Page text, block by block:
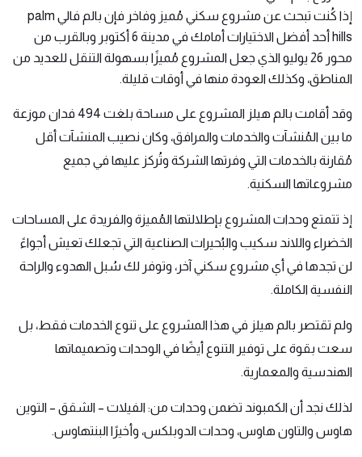
إذا كُنت تبحث عن مشروع سكني مُميز وفاخر فإن
بالم فالي palm
hills
أحد أفضل الاختيارات أمامك في مدينة 6 أكتوبر وبالقرب من
محور 26 يوليو الذي جعل المشروع مُميزًا بسهولة التنقل للعديد من
المناطق، وكذلك العودة منها في أوقات قليلة.
وقد أقامت بالم هيلز المشروع على مساحة بلغت 494 فدان موزعة
ما بين المُنشآت والخدمات والمرافق، وكان نصيب المنشآت أقل
مُقارنة بالخدمات التي وفرتها الشركة وتُركز عليها في جميع
مشروعاتها السكنية.
إذ تتمتع وحدات المشروع بإطلالتها المُميزة والفريدة على المساحات
الخضراء واللاند سكيب والبُحيرات الصناعية التي تجعلك تعيش أجواءً
لن تجدها في أي مشروع سكني آخر، وتوفر لك سُبل الهدوء والراحة
النفسية الكاملة.
ولم تقتصر بالم هيلز في هذا المشروع على تنوع الخدمات فقط، بل
سعت بقوة على توفير التنوع أيضًا في الوحدات وتصميماتها
الهندسية والمعمارية.
لذلك نجد أن الكمبوند تضمن وحدات من: الفيلات – الشقق – التوين
هاوس والتاون هاوس، وحدات الدوبلكس، وأخيرًا البنتهاوس.